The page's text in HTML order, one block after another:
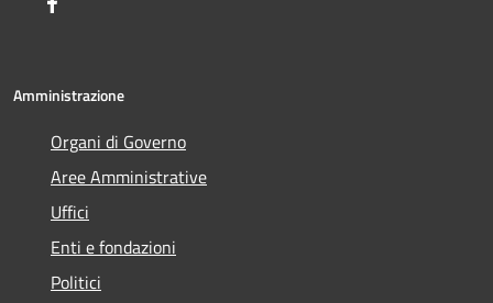
Amministrazione
Organi di Governo
Aree Amministrative
Uffici
Enti e fondazioni
Politici